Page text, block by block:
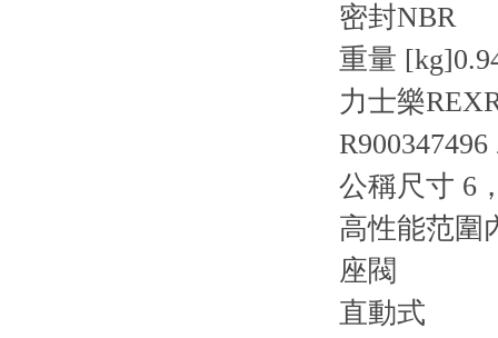
密封NBR
重量 [kg]
力士樂
公稱尺寸 6
高性能范圍
座閥
直動式